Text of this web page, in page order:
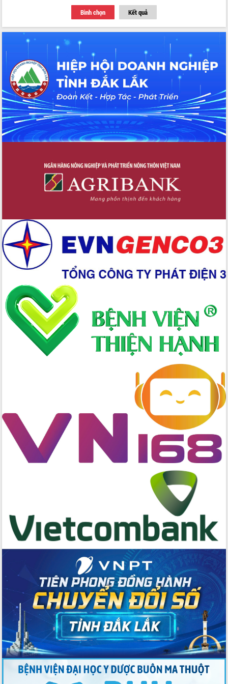
với Tập đoàn Bưu chính Viễn thông
Thứ trưởng Bộ Y tế làm việc với tỉnh
Đắk Lắk về phát triển nhân lực y tế
cho trạm y tế cấp xã
Du lịch Đắk Lắk nâng tầm trải nghiệm
du khách thông qua Hệ thống cơ sở dữ
liệu và Bản đồ số
Tập huấn ứng dụng trí tuệ nhân tạo (AI)
trong thương mại điện tử năm 2026
Đoàn đại biểu Quốc hội tỉnh Đắk Lắk
trao đổi thông tin trước Kỳ họp thứ
nhất, Quốc hội khóa XVI
thông nguồn lực phát triển
Nâng cao hiệu lực, hiệu quả HĐND
tỉnh thông qua hiện đại hóa hành chính
Xã Ea Phê gắn cải cách hành chính với
Phó Chủ tịch Thường trực UBND tỉnh
Hồ Thị Nguyên Thảo làm việc tại Trung
tâm Phục vụ hành chính công xã Ea
Phê
Xây dựng nền hành chính số đồng
hành cùng nông dân dân, doanh nghiệp
Giai đoạn 2026-2030, Đắk Lắk phấn
đấu có 77% xã đạt chuẩn nông thôn
mới
Chuyển đổi số 'mở đường' cho nông
nghiệp Đắk Lắk tăng trưởng bứt phá
Triển khai đồng bộ đo đạc, lập hồ sơ
địa chính, hoàn thiện cơ sở dữ liệu đất
Đảng từ Sổ tay đảng viên điện tử
Đắk Lắk đẩy mạnh nuôi biển công
nghệ, hướng tới phát triển thủy sản
bền vững
Tập huấn nâng cao năng lực triển khai
2026
Đẩy mạnh cải cách hành chính, quyết
tâm đạt được mục tiêu tăng trưởng
hai con số trong năm 2026
Tổ chức trang trọng Lễ hội Đền thờ
Lương Văn Chánh năm 2026
Phó Bí thư Tỉnh ủy Đắk Lắk Đỗ Hữu
Huy giữ chức Bí thư Đảng ủy Ủy Ban
Nhân dân tỉnh
Bệnh án điện tử thúc đẩy chuyển đổi
số y tế tại Đắk Lắk
Chuyển đổi số thư viện: Mở rộng
không gian tri thức trong thời đại số
Đánh giá, rút kinh nghiệm công tác tổ
chức diễn tập trước ngày bầu cử
Bình chọn Kết quả